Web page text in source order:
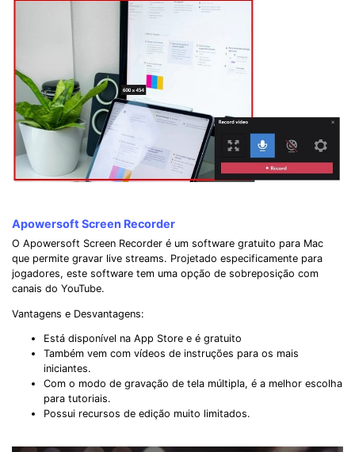
Apowersoft Screen Recorder
O Apowersoft Screen Recorder é um software gratuito para Mac
que permite gravar live streams. Projetado especificamente para
jogadores, este software tem uma opção de sobreposição com
canais do YouTube.
Vantagens e Desvantagens:
Está disponível na App Store e é gratuito
Também vem com vídeos de instruções para os mais
iniciantes.
Com o modo de gravação de tela múltipla, é a melhor escolha
para tutoriais.
Possui recursos de edição muito limitados.